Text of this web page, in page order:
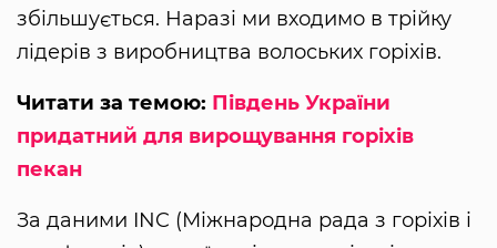
збільшується. Наразі ми входимо в трійку
лідерів з виробництва волоських горіхів.
Читати за темою: Південь України
придатний для вирощування горіхів
пекан
За даними INC (Міжнародна рада з горіхів і